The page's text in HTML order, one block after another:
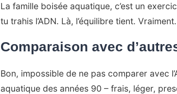
La famille boisée aquatique, c’est un
tu trahis l’ADN. Là, l’équilibre tient. Vraiment.
Comparaison avec
Bon, impossible de ne pas comparer avec
aquatique des années 90 – frais, léger,